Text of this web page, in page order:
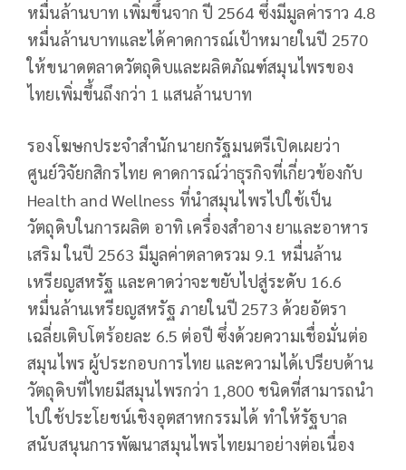
หมื่นล้านบาท เพิ่มขึ้นจาก ปี 2564 ซึ่งมีมูลค่าราว 4.8
หมื่นล้านบาทและได้คาดการณ์เป้าหมายในปี 2570
ให้ขนาดตลาดวัตถุดิบและผลิตภัณฑ์สมุนไพรของ
ไทยเพิ่มขึ้นถึงกว่า 1 แสนล้านบาท
รองโฆษกประจำสำนักนายกรัฐมนตรีเปิดเผยว่า
ศูนย์วิจัยกสิกรไทย คาดการณ์ว่าธุรกิจที่เกี่ยวข้องกับ
Health and Wellness ที่นำสมุนไพรไปใช้เป็น
วัตถุดิบในการผลิต อาทิ เครื่องสำอาง ยาและอาหาร
เสริม ในปี 2563 มีมูลค่าตลาดรวม 9.1 หมื่นล้าน
เหรียญสหรัฐ และคาดว่าจะขยับไปสู่ระดับ 16.6
หมื่นล้านเหรียญสหรัฐ ภายในปี 2573 ด้วยอัตรา
เฉลี่ยเติบโตร้อยละ 6.5 ต่อปี ซึ่งด้วยความเชื่อมั่นต่อ
สมุนไพร ผู้ประกอบการไทย และความได้เปรียบด้าน
วัตถุดิบที่ไทยมีสมุนไพรกว่า 1,800 ชนิดที่สามารถนำ
ไปใช้ประโยชน์เชิงอุตสาหกรรมได้ ทำให้รัฐบาล
สนับสนุนการพัฒนาสมุนไพรไทยมาอย่างต่อเนื่อง